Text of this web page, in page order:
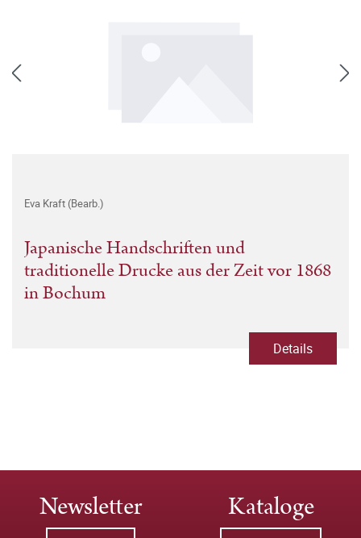
Eva Kraft (Bearb.)
Japanische Handschriften und
traditionelle Drucke aus der Zeit vor 1868
in Bochum
Details
Newsletter Kataloge